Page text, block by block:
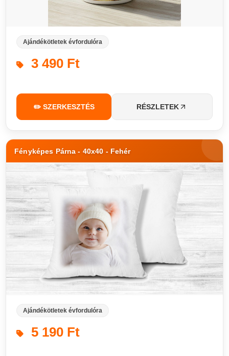
Ajándékötletek évfordulóra
3 490 Ft
✏️ SZERKESZTÉS RÉSZLETEK
Fényképes Párna - 40x40 - Fehér
Ajándékötletek évfordulóra
5 190 Ft